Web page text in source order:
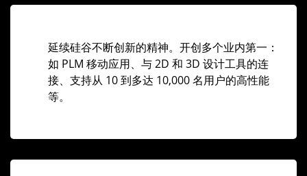
延续硅谷不断创新的精神。开创多个业内第一：
如 PLM 移动应用、与 2D 和 3D 设计工具的连
接、支持从 10 到多达 10,000 名用户的高性能
等。